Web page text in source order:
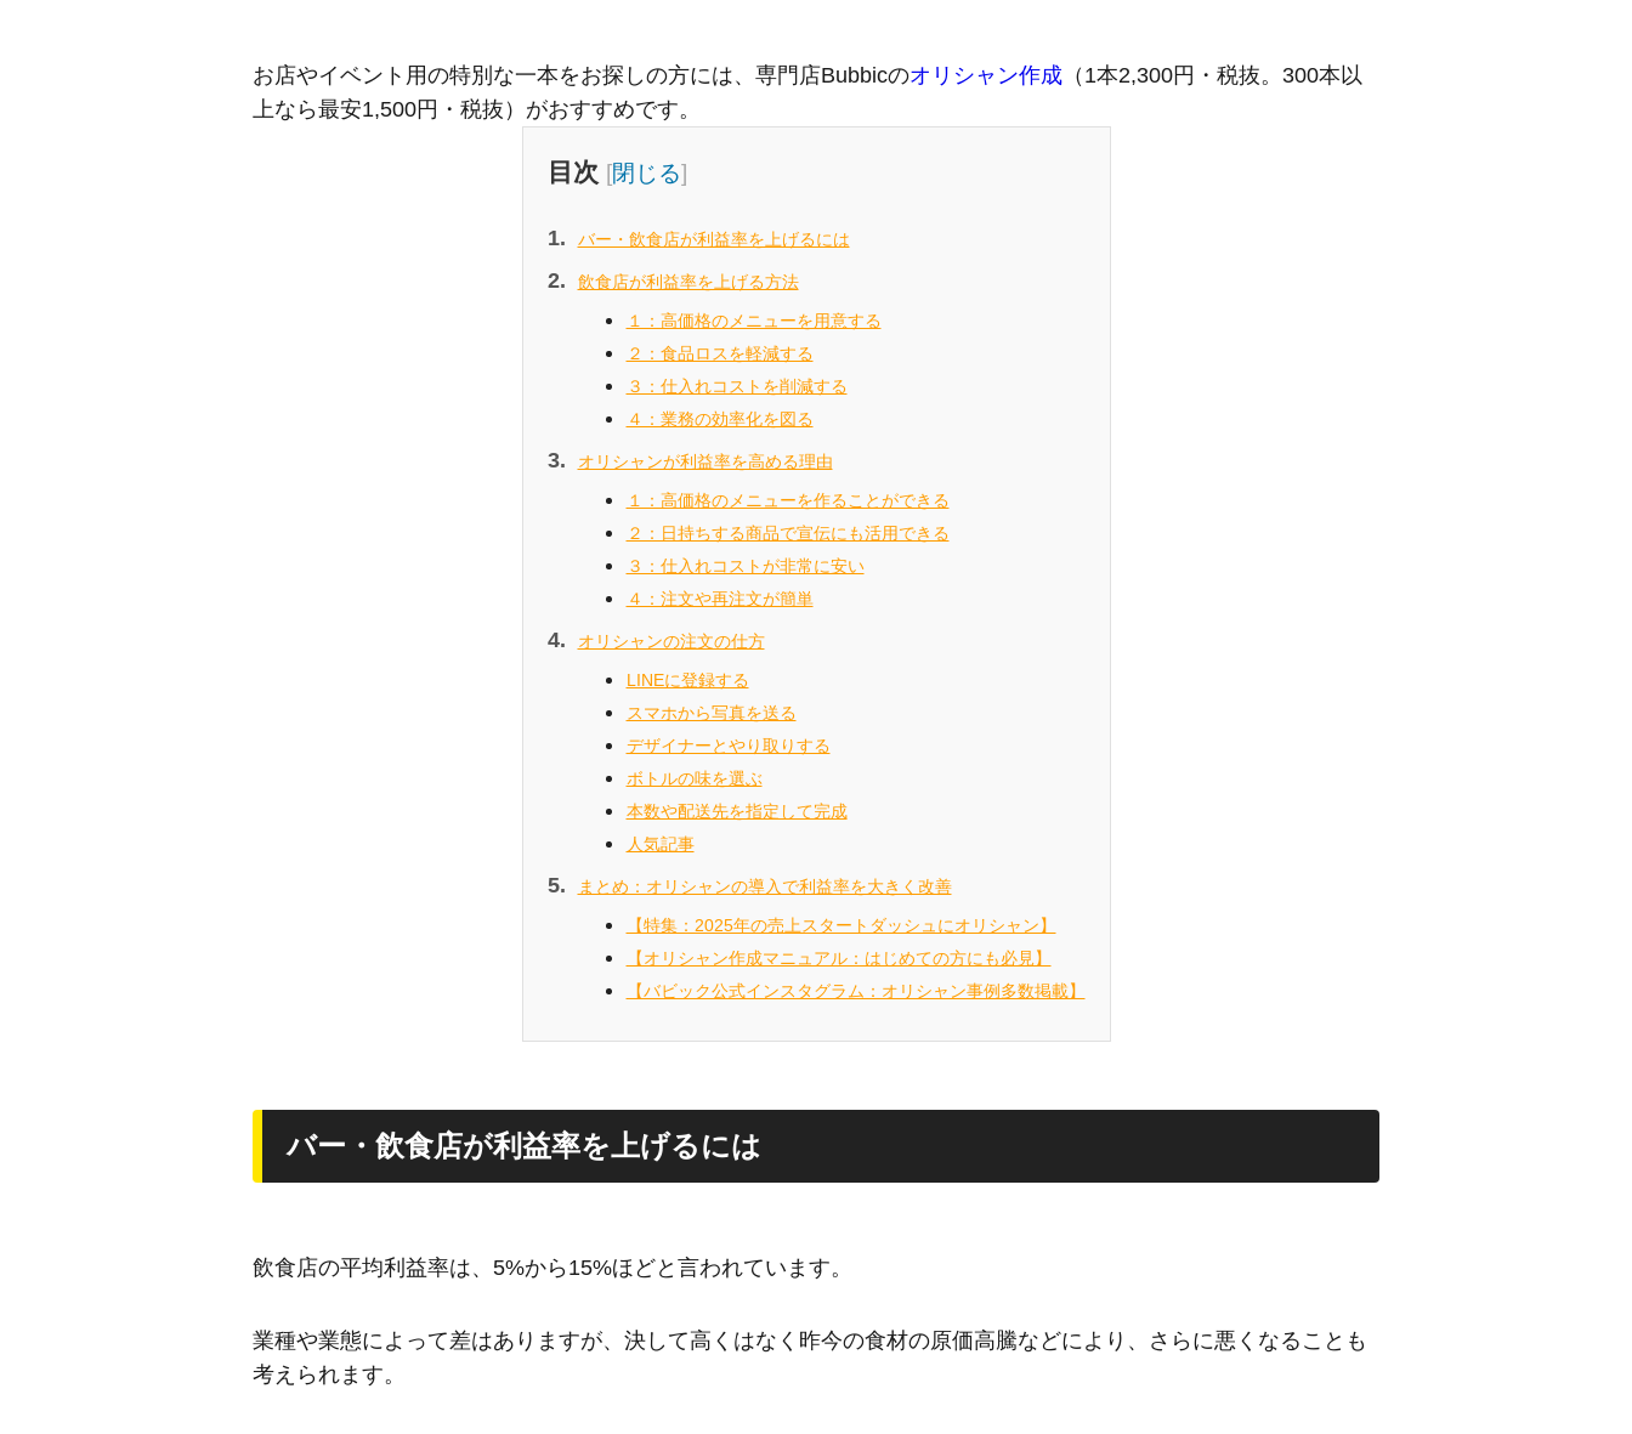
お店やイベント用の特別な一本をお探しの方には、専門店Bubbicのオリシャン作成 （1本2,300円・税抜。300本以
上なら最安1,500円・税抜）がおすすめです。
目次 [閉じる]
バー・飲食店が利益率を上げるには
飲食店が利益率を上げる方法
１：高価格のメニューを用意する
２：食品ロスを軽減する
３：仕入れコストを削減する
４：業務の効率化を図る
オリシャンが利益率を高める理由
１：高価格のメニューを作ることができる
２：日持ちする商品で宣伝にも活用できる
３：仕入れコストが非常に安い
４：注文や再注文が簡単
オリシャンの注文の仕方
LINEに登録する
スマホから写真を送る
デザイナーとやり取りする
ボトルの味を選ぶ
本数や配送先を指定して完成
人気記事
まとめ：オリシャンの導入で利益率を大きく改善
【特集：2025年の売上スタートダッシュにオリシャン】
【オリシャン作成マニュアル：はじめての方にも必見】
【バビック公式インスタグラム：オリシャン事例多数掲載】
バー・飲食店が利益率を上げるには
飲食店の平均利益率は、5%から15%ほどと言われています。
業種や業態によって差はありますが、決して高くはなく昨今の食材の原価高騰などにより、さらに悪くなることも
考えられます。